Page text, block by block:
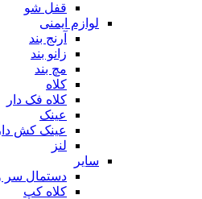
قفل شو
لوازم ایمنی
آرنج بند
زانو بند
مچ بند
کلاه
کلاه فک دار
عینک
عینک کش دار
لنز
سایر
دستمال سر
کلاه کپ